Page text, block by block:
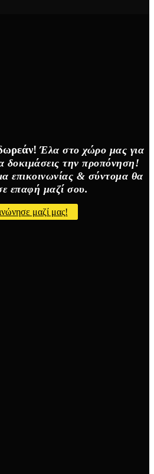
Έλα στο χώρο μας για
δοκιμάσεις την προπόνηση!
επικοινωνίας & σύντομα θα
επαφή μαζί σου.
μαζί μας!